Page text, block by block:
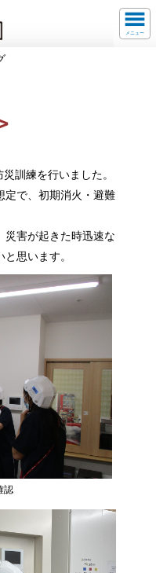
メニュー
訓練を行いました。
定で、初期消火・避難
災害が起きた時迅速な
思います。
認